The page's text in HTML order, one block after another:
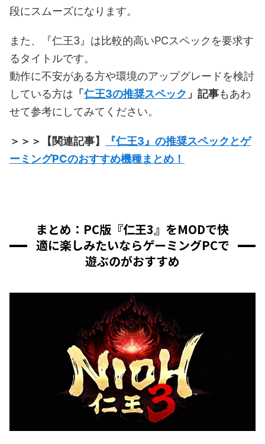
段にスムーズになります。
また、『仁王3』は比較的高いPCスペックを要求す
るタイトルです。
動作に不安がある方や環境のアップグレードを検討
している方は 「仁王3の推奨スペック 」記事もあわ
せて参考にしてみてください。
＞＞＞【関連記事】
『仁王3』の推奨スペックとゲ
ーミングPCのおすすめ機種まとめ！
まとめ：PC版『仁王3』をMODで快
適に楽しみたいならゲーミングPCで
遊ぶのがおすすめ